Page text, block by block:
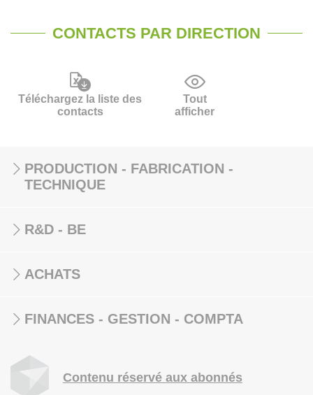
CONTACTS PAR DIRECTION
Téléchargez la liste des
contacts
Tout
afficher
PRODUCTION - FABRICATION -
TECHNIQUE
R&D - BE
ACHATS
FINANCES - GESTION - COMPTA
Contenu réservé aux abonnés